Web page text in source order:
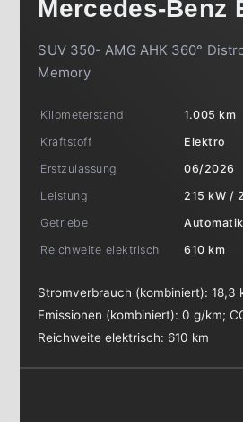
Mercedes-Benz
SUV 350- AMG AHK 360°
Memory
Kilometerstand
1.005 km
Kraftstoff
Elektro
Erstzulassung
06/2026
Leistung
215 kW /
Getriebe
Automatik
Reichweite elektrisch
610 km
Stromverbrauch (kombiniert):18,3
Emissionen (kombiniert):0 g/km;
Reichweite elektrisch: 610 km